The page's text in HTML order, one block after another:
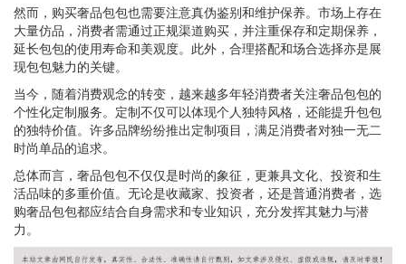
然而，购买奢品包包也需要注意真伪鉴别和维护保养。市场上存在
大量仿品，消费者需通过正规渠道购买，并注重保存和定期保养，
延长包包的使用寿命和美观度。此外，合理搭配和场合选择亦是展
现包包魅力的关键。
当今，随着消费观念的转变，越来越多年轻消费者关注奢品包包的
个性化定制服务。定制不仅可以体现个人独特风格，还能提升包包
的独特价值。许多品牌纷纷推出定制项目，满足消费者对独一无二
时尚单品的追求。
总体而言，奢品包包不仅仅是时尚的象征，更兼具文化、投资和生
活品味的多重价值。无论是收藏家、投资者，还是普通消费者，选
购奢品包包都应结合自身需求和专业知识，充分发挥其魅力与潜
力。